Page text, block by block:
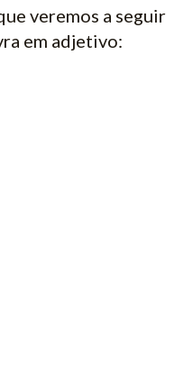
veremos a seguir
em adjetivo: